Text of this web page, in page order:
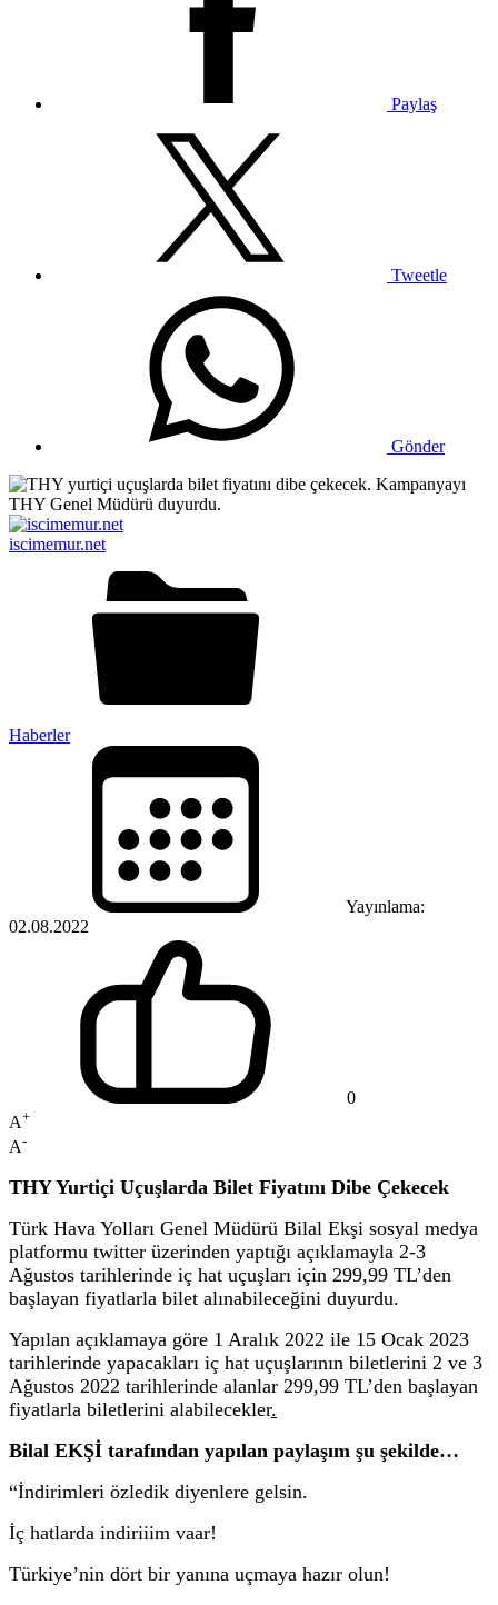
Paylaş
Tweetle
Gönder
iscimemur.net
Haberler
Yayınlama:
02.08.2022
0
A+
A-
THY Yurtiçi Uçuşlarda Bilet Fiyatını Dibe Çekecek
Türk Hava Yolları Genel Müdürü Bilal Ekşi sosyal medya
platformu twitter üzerinden yaptığı açıklamayla 2-3
Ağustos tarihlerinde iç hat uçuşları için 299,99 TL’den
başlayan fiyatlarla bilet alınabileceğini duyurdu.
Yapılan açıklamaya göre 1 Aralık 2022 ile 15 Ocak 2023
tarihlerinde yapacakları iç hat uçuşlarının biletlerini 2 ve 3
Ağustos 2022 tarihlerinde alanlar 299,99 TL’den başlayan
fiyatlarla biletlerini alabilecekler.
Bilal EKŞİ tarafından yapılan paylaşım şu şekilde…
“İndirimleri özledik diyenlere gelsin.
İç hatlarda indiriiim vaar!
Türkiye’nin dört bir yanına uçmaya hazır olun!